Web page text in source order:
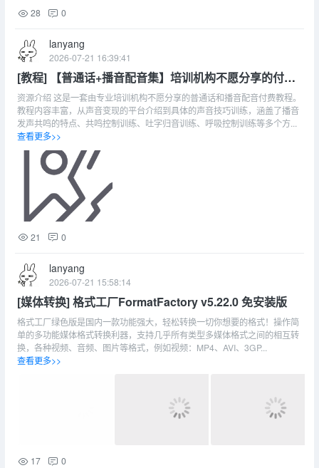
28 0
lanyang
2026-07-21 16:39:41
[教程] 【普通话+播音配音集】培训机构不愿分享的付费
教程！
资源介绍 这是一套由专业培训机构不愿分享的普通话和播音配音付费教程。
教程内容丰富，从声音变现的平台介绍到具体的声音技巧训练，涵盖了播音
发声共鸣的特点、共鸣控制训练、吐字归音训练、呼吸控制训练等多个方...
查看更多>>
21 0
lanyang
2026-07-21 15:58:14
[媒体转换] 格式工厂FormatFactory v5.22.0 免安装版
格式工厂绿色版是国内一款功能强大，轻松转换一切你想要的格式！操作简
单的多功能媒体格式转换利器，支持几乎所有类型多媒体格式之间的相互转
换，各种视频、音频、图片等格式，例如视频：MP4、AVI、3GP...
查看更多>>
17 0